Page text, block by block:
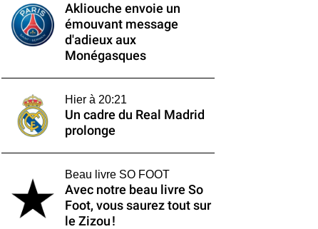
Akliouche envoie un
émouvant message
d'adieux aux
Monégasques
Hier à 20:21
Un cadre du Real Madrid
prolonge
Beau livre SO FOOT
Avec notre beau livre So
Foot, vous saurez tout sur
le Zizou !